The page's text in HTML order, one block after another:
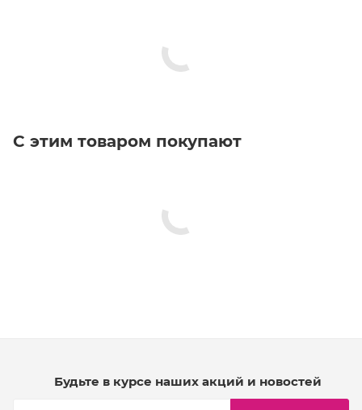
С этим товаром покупают
Будьте в курсе наших акций и новостей